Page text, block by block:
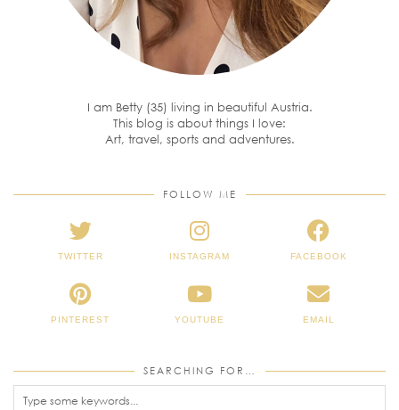
I am Betty (35) living in beautiful Austria.
This blog is about things I love:
Art, travel, sports and adventures.
FOLLOW ME
TWITTER INSTAGRAM FACEBOOK
PINTEREST YOUTUBE EMAIL
SEARCHING FOR…